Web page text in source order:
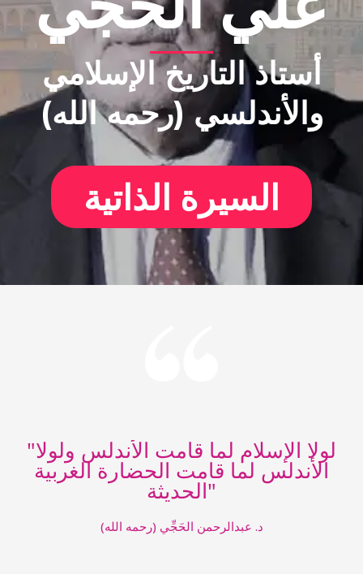
أستاذ التاريخ الإسلامي
والأندلسي (رحمه الله)
السيرة الذاتية
"لولا الإسلام لما قامت الأندلس ولولا
الأندلس لما قامت الحضارة الغربية
الحديثة"
د. عبدالرحمن الحَجِّي (رحمه الله)